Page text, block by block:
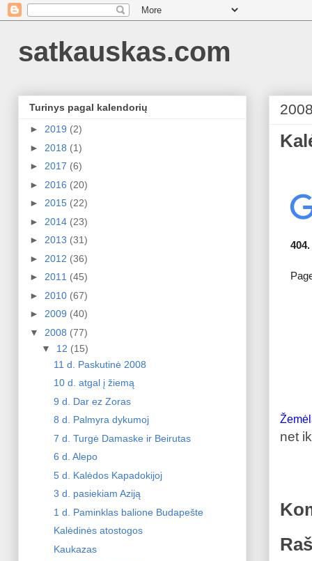
satkauskas.com
net
Turinys pagal kalendorių
► 2019 (2)
► 2018 (1)
► 2017 (6)
► 2016 (20)
► 2015 (22)
► 2014 (23)
► 2013 (31)
► 2012 (36)
► 2011 (45)
► 2010 (67)
► 2009 (40)
▼ 2008 (77)
▼ 12 (15)
11 d. Paskutinė 2008
10 d. atgal į žiemą
9 d. Dar ez Zoras
8 d. Palmyra dykumoj
7 d. Turgė Damaske ir Beirutas
6 d. Alepo
5 d. Kalėdos Kapadokijoj
3 d. pasiekiam Aziją
1 d. Paminklas balione Budapešte
Kalėdinės atostogos
Kaukazas